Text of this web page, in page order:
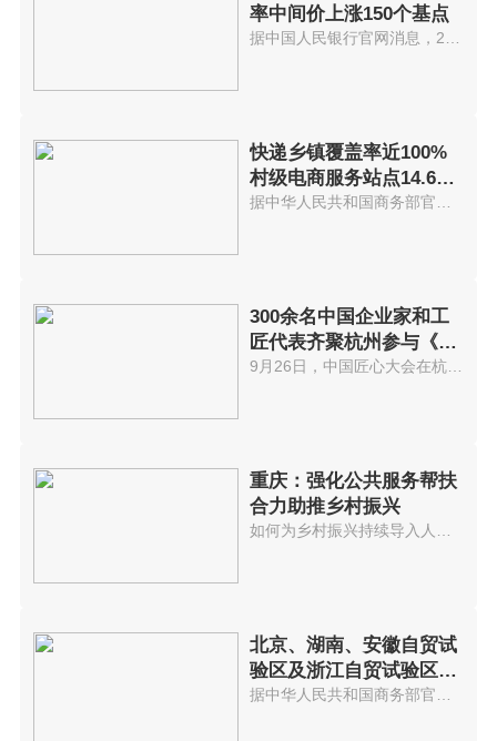
率中间价上涨150个基点
快递乡镇覆盖率近100%
村级电商服务站点14.6万
个
300余名中国企业家和工
匠代表齐聚杭州参与《中
国匠心大会》
9月26日，中国匠心大会在杭州隆...
重庆：强化公共服务帮扶
合力助推乡村振兴
北京、湖南、安徽自贸试
验区及浙江自贸试验区扩
展区域建设一周年
据中华人民共和国商务部官网消息...